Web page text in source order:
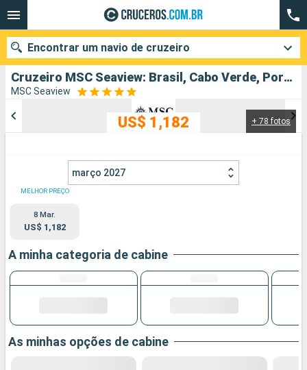
Cruzeiro MSC Seaview: Brasil, Cabo Verde, Portugal, Marrocos, Espanha partindo de Rio de Janeiro
MSC Seaview
+ 78 fotos
US$ 1,182
março 2027
MELHOR PREÇO
8 Mar.
US$ 1,182
A minha categoria de cabine
As minhas opções de cabine
Encontrar um navio de cruzeiro
Cidades Companhias